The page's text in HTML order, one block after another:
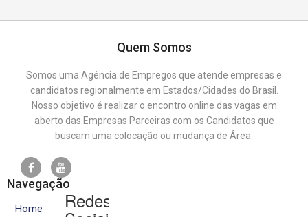
Quem Somos
Somos uma Agência de Empregos que atende empresas e
candidatos regionalmente em Estados/Cidades do Brasil.
Nosso objetivo é realizar o encontro online das vagas em
aberto das Empresas Parceiras com os Candidatos que
buscam uma colocação ou mudança de Área.
Navegação
Home
Redes